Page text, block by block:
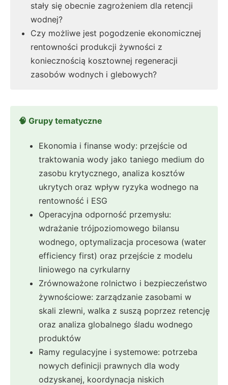
stały się obecnie zagrożeniem dla retencji
wodnej?
Czy możliwe jest pogodzenie ekonomicznej
rentowności produkcji żywności z
koniecznością kosztownej regeneracji
zasobów wodnych i glebowych?
🧠 Grupy tematyczne
Ekonomia i finanse wody: przejście od
traktowania wody jako taniego medium do
zasobu krytycznego, analiza kosztów
ukrytych oraz wpływ ryzyka wodnego na
rentowność i ESG
Operacyjna odporność przemysłu:
wdrażanie trójpoziomowego bilansu
wodnego, optymalizacja procesowa (water
efficiency first) oraz przejście z modelu
liniowego na cyrkularny
Zrównoważone rolnictwo i bezpieczeństwo
żywnościowe: zarządzanie zasobami w
skali zlewni, walka z suszą poprzez retencję
oraz analiza globalnego śladu wodnego
produktów
Ramy regulacyjne i systemowe: potrzeba
nowych definicji prawnych dla wody
odzyskanej, koordynacja niskich